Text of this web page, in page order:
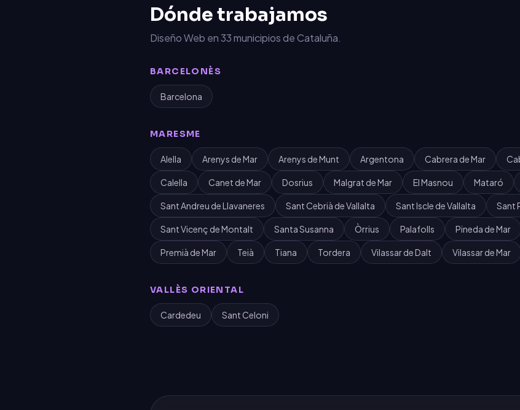
Dónde trabajamos
Diseño Web en33municipios de Cataluña.
BARCELONÈS
Barcelona
MARESME
Alella Arenys de Mar Arenys de Munt Argentona Cabrera de Mar
Calella Canet de Mar Dosrius Malgrat de Mar El Masnou Mataró
Sant Andreu de Llavaneres Sant Cebrià de Vallalta Sant Iscle de Vallalta Sant
Sant Vicenç de Montalt Santa Susanna Òrrius Palafolls Pineda de Mar
Premià de Mar Teià Tiana Tordera Vilassar de Dalt Vilassar de Mar
VALLÈS ORIENTAL
Cardedeu Sant Celoni